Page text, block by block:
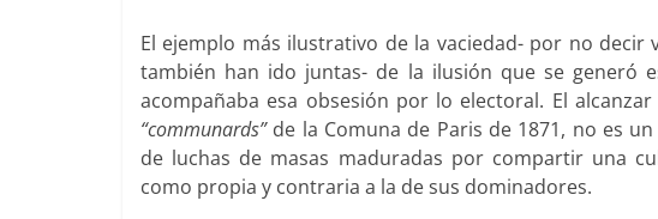
El ejemplo más ilustrativo de la vaciedad- por no
también han ido juntas- de la ilusión que se generó
acompañaba esa obsesión por lo electoral. El
“communards”de la Comuna de Paris de 1871, no es
de luchas de masas maduradas por compartir una
como propia y contraria a la de sus dominadores.